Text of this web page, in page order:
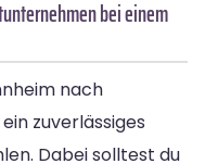
bei einem
nach
zuverlässiges
Dabei solltest du